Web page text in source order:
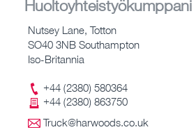
Huoltoyhteistyökumppani
Nutsey Lane, Totton
SO40 3NB Southampton
Iso-Britannia
+44 (2380) 580364
+44 (2380) 863750
Truck@harwoods.co.uk